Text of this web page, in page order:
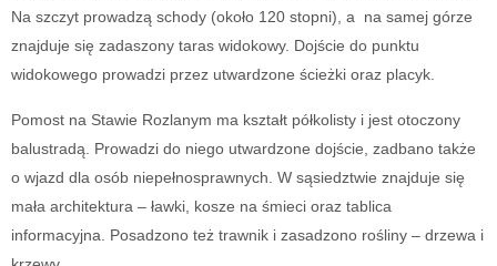
Na szczyt prowadzą schody (około 120 stopni), a na samej górze
znajduje się zadaszony taras widokowy. Dojście do punktu
widokowego prowadzi przez utwardzone ścieżki oraz placyk.
Pomost na Stawie Rozlanym ma kształt półkolisty i jest otoczony
balustradą. Prowadzi do niego utwardzone dojście, zadbano także
o wjazd dla osób niepełnosprawnych. W sąsiedztwie znajduje się
mała architektura – ławki, kosze na śmieci oraz tablica
informacyjna. Posadzono też trawnik i zasadzono rośliny – drzewa i